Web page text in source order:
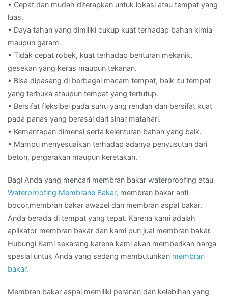
• Cepat dan mudah diterapkan untuk lokasi atau tempat yang
luas.
• Daya tahan yang dimiliki cukup kuat terhadap bahan kimia
maupun garam.
• Tidak cepat robek, kuat terhadap benturan mekanik,
gesekan yang keras maupun tekanan.
• Bisa dipasang di berbagai macam tempat, baik itu tempat
yang terbuka ataupun tempat yang tertutup.
• Bersifat fleksibel pada suhu yang rendah dan bersifat kuat
pada panas yang berasal dari sinar matahari.
• Kemantapan dimensi serta kelenturan bahan yang baik.
• Mampu menyesuaikan terhadap adanya penyusutan dari
beton, pergerakan maupun keretakan.
Bagi Anda yang mencari membran bakar waterproofing atau
Waterproofing Membrane Bakar, membran bakar anti
bocor,membran bakar awazel dan membran aspal bakar.
Anda berada di tempat yang tepat. Karena kami adalah
aplikator membran bakar dan kami pun jual membran bakar.
Hubungi Kami sekarang karena kami akan memberikan harga
spesial untuk Anda yang sedang membutuhkan membran
bakar.
Membran bakar aspal memiliki peranan dan kelebihan yang